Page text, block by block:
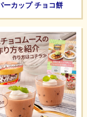
ーカップ チョコ餅